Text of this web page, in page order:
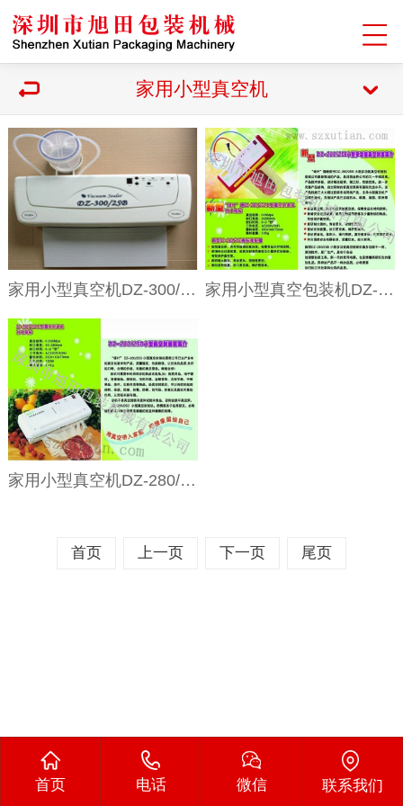
家用小型真空机
家用小型真空机DZ-300/2SB 家用小型真空包装机DZ-280/2SE
家用小型真空机DZ-280/2SD
首页 上一页 下一页 尾页
首页 电话 微信 联系我们